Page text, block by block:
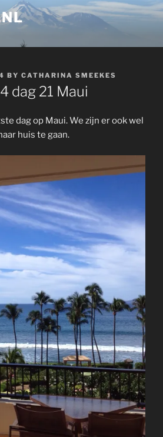
BY CATHARINA SMEEKES
dag 21 Maui
dag op Maui. We zijn er ook wel
huis te gaan.